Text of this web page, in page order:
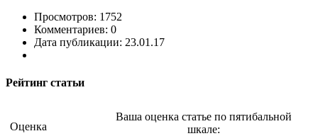
Просмотров: 1752
Комментариев: 0
Дата публикации: 23.01.17
Рейтинг статьи
Оценка
Ваша оценка статье по пятибальной
шкале: